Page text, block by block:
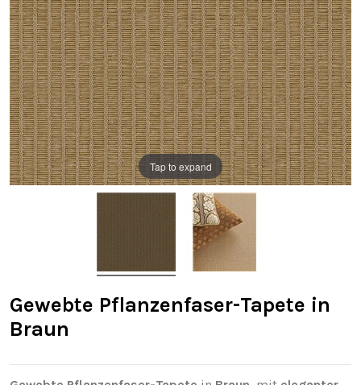
Tap to expand
Gewebte Pflanzenfaser-Tapete in
Braun